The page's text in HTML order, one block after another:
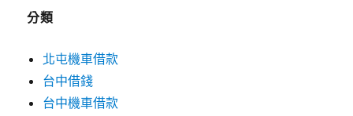
分類
北屯機車借款
台中借錢
台中機車借款